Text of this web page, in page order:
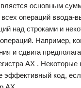
основным
операций ввода-
над строками и
Например,
и сдвига
AX .
эффективный код,